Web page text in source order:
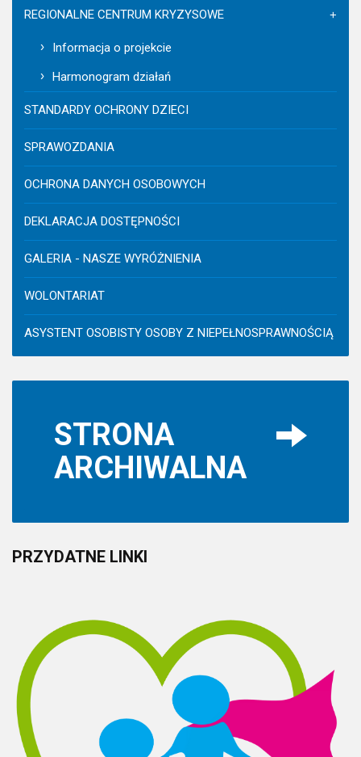
REGIONALNE CENTRUM KRYZYSOWE
Informacja o projekcie
Harmonogram działań
STANDARDY OCHRONY DZIECI
SPRAWOZDANIA
OCHRONA DANYCH OSOBOWYCH
DEKLARACJA DOSTĘPNOŚCI
GALERIA - NASZE WYRÓŻNIENIA
WOLONTARIAT
ASYSTENT OSOBISTY OSOBY Z NIEPEŁNOSPRAWNOŚCIĄ
STRONA
ARCHIWALNA
PRZYDATNE LINKI